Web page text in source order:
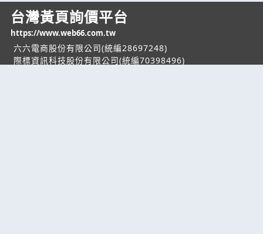
台灣黃頁詢價平台
https://www.web66.com.tw
六六電商股份有限公司(統編28697248)
際標資訊科技股份有限公司(統編70398496)